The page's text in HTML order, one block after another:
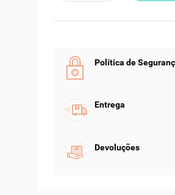
Política de
Entrega
Devoluções